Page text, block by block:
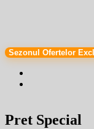
Sezonul Ofertelor
Pret Special